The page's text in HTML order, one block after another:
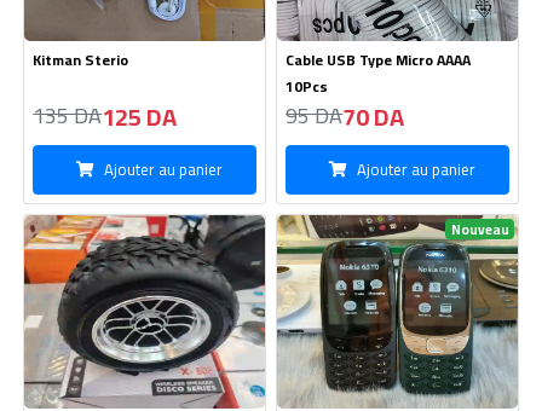
Ajouter au panier Ajouter au panier
Tendeusse Kemie KM-1749
2600 DA5500 DA
Ajouter au panier
USB-C 20W iPhone Power
Adapter
300 DA290 DA
Ajouter au panier